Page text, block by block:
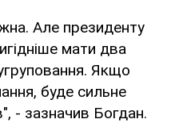
Але президенту
мати два
Якщо
буде сильне
- зазначив Богдан.